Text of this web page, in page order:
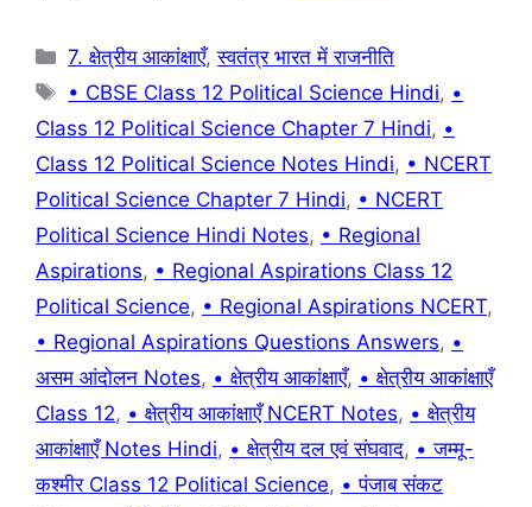
Categories
7. क्षेत्रीय आकांक्षाएँ,स्वतंत्र भारत में राजनीति
Tags
• CBSE Class 12 Political Science Hindi, •
Class 12 Political Science Chapter 7 Hindi, •
Class 12 Political Science Notes Hindi, • NCERT
Political Science Chapter 7 Hindi, • NCERT
Political Science Hindi Notes, • Regional
Aspirations, • Regional Aspirations Class 12
Political Science, • Regional Aspirations NCERT,
• Regional Aspirations Questions Answers, •
असम आंदोलन Notes, • क्षेत्रीय आकांक्षाएँ, • क्षेत्रीय आकांक्षाएँ
Class 12, • क्षेत्रीय आकांक्षाएँ NCERT Notes, • क्षेत्रीय
आकांक्षाएँ Notes Hindi, • क्षेत्रीय दल एवं संघवाद, • जम्मू-
कश्मीर Class 12 Political Science, • पंजाब संकट